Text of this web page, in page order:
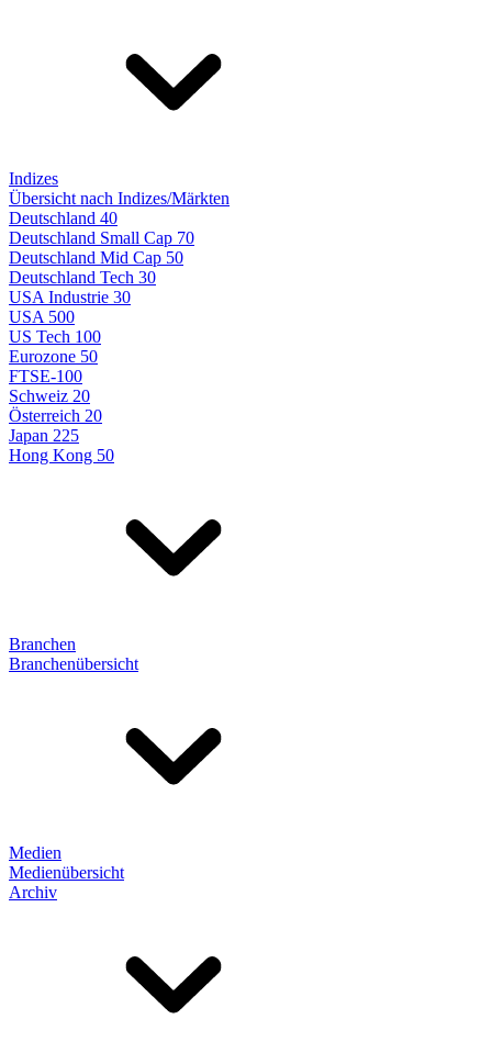
Indizes
Übersicht nach Indizes/Märkten
Deutschland 40
Deutschland Small Cap 70
Deutschland Mid Cap 50
Deutschland Tech 30
USA Industrie 30
USA 500
US Tech 100
Eurozone 50
FTSE-100
Schweiz 20
Österreich 20
Japan 225
Hong Kong 50
Branchen
Branchenübersicht
Medien
Medienübersicht
Archiv